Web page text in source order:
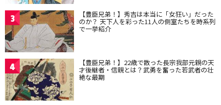
3 【豊臣兄弟！】秀吉は本当に「女狂い」だった
のか？ 天下人を彩った11人の側室たちを時系列
で一挙紹介
4 【豊臣兄弟！】22歳で散った長宗我部元親の天
才後継者・信親とは？武勇を奮った若武者の壮
絶な最期